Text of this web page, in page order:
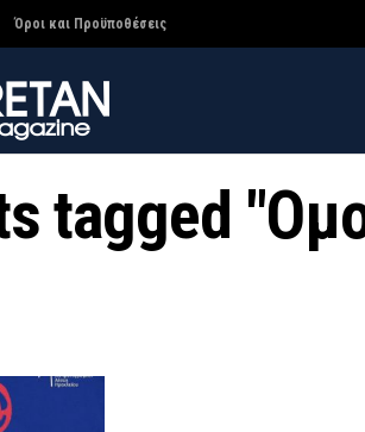
Όροι και Προϋποθέσεις
tagged